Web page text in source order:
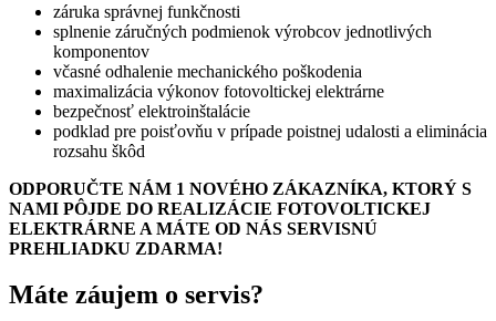
záruka správnej funkčnosti
splnenie záručných podmienok výrobcov jednotlivých
komponentov
včasné odhalenie mechanického poškodenia
maximalizácia výkonov fotovoltickej elektrárne
bezpečnosť elektroinštalácie
podklad pre poisťovňu v prípade poistnej udalosti a eliminácia
rozsahu škôd
ODPORUČTE NÁM 1 NOVÉHO ZÁKAZNÍKA, KTORÝ S
NAMI PÔJDE DO REALIZÁCIE FOTOVOLTICKEJ
ELEKTRÁRNE A MÁTE OD NÁS SERVISNÚ
PREHLIADKU ZDARMA!
Máte záujem o servis?